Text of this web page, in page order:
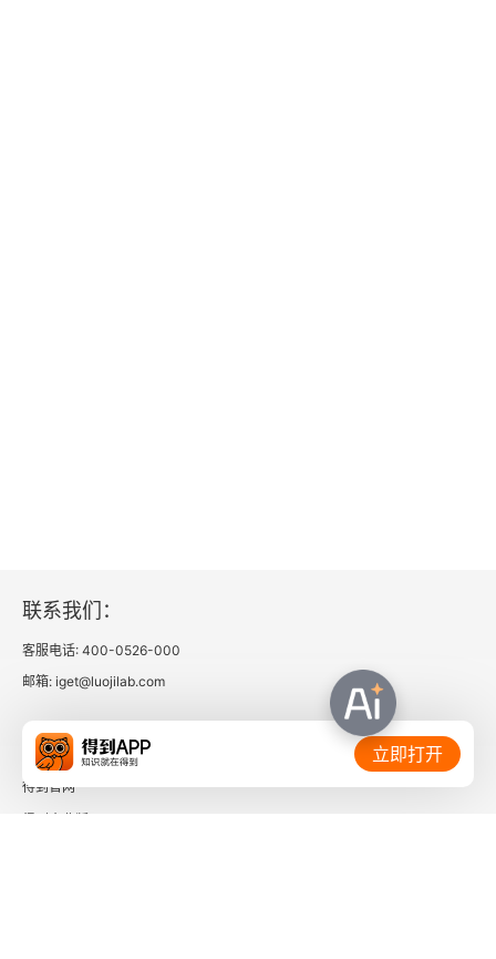
联系我们：
客服电话: 400-0526-000
邮箱: iget@luojilab.com
相关链接：
得到官网
立即打开